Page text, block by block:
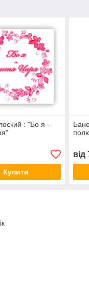
: "Бо я -
Купити
від